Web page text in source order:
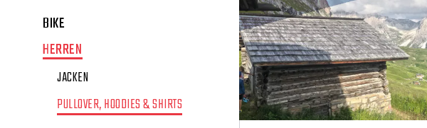
BIKE
HERREN
JACKEN
PULLOVER, HOODIES & SHIRTS